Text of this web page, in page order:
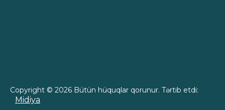
Copyright © 2026 Bütün hüquqlar qorunur. Tərtib etdi:
Midiya